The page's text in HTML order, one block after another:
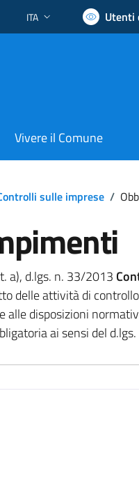
Lingua attiva:
ITA Utenti
Vivere il Comune
sulle imprese /
a), d.lgs. n. 33/2013
delle attività di
alle disposizioni
ai sensi del